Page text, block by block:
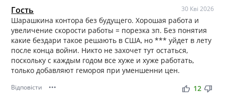
Гость 30 Кві 2026
Шарашкина контора без будущего. Хорошая работа и
увеличение скорости работы = порезка зп. Без понятия
какие бездари такое решають в США, но *** уйдет в лету
после конца войни. Никто не захочет тут остаться,
поскольку с каждым годом все хуже и хуже работать,
только добавляют гемороя при уменшенни цен.
Відповісти ••• thumb_up thumb_down
12